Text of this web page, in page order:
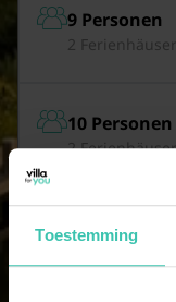
Toestemming
9 Personen
2 Ferienhäuser
10 Personen
2 Ferienhäuser
11 Personen
2 Ferienhäuser